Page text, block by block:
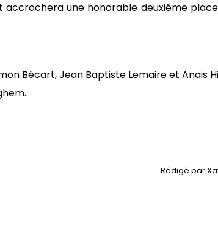
une honorable deuxiéme
Bécart, Jean Baptiste Lemaire et Anais
Rédigépar